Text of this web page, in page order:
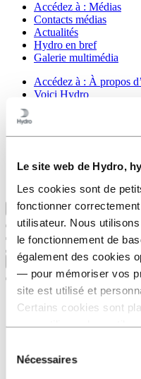
Le site web de Hydro,
Les cookies sont de
fonctionner
utilisateur. Nous
le fonctionnement de
également des cookies
— pour mémoriser vos
site est utilisé et
Certains cookies sont
collectées lors de votre
données que vous leur
Nécessaires
Accédez à : Médias
Contacts médias
Actualités
Hydro en bref
Galerie multimédia
Accédez à : À propos
Voici Hydro
Approvisionnement
Les articles d’Hydro
Retour au menu principal
Fermer